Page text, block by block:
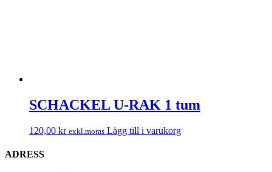
SCHACKEL U-RAK 1 tum
120,00 kr exkl.moms Lägg till i varukorg
ADRESS